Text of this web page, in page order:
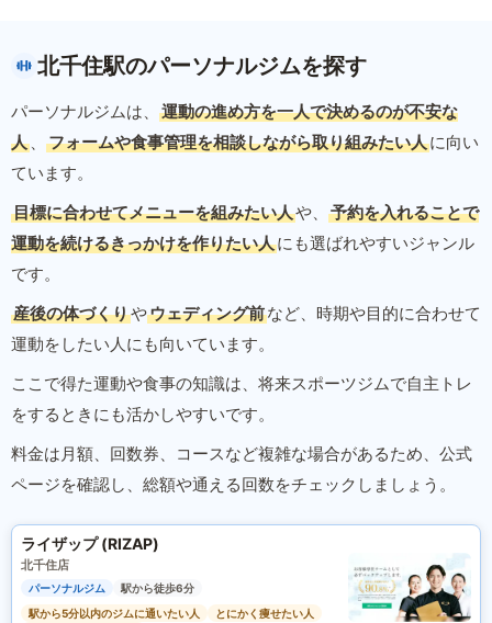
北千住駅のパーソナルジムを探す
パーソナルジムは、
運動の進め方を一人で決めるのが不安な
人 、 フォームや食事管理を相談しながら取り組みたい人に向い
ています。
目標に合わせてメニューを組みたい人や、
予約を入れることで
運動を続けるきっかけを作りたい人にも選ばれやすいジャンル
です。
産後の体づくりやウェディング前など、時期や目的に合わせて
運動をしたい人にも向いています。
ここで得た運動や食事の知識は、将来スポーツジムで自主トレ
をするときにも活かしやすいです。
料金は月額、回数券、コースなど複雑な場合があるため、公式
ページを確認し、総額や通える回数をチェックしましょう。
ライザップ (RIZAP)
北千住店
パーソナルジム
駅から徒歩6分
駅から5分以内のジムに通いたい人
とにかく痩せたい人